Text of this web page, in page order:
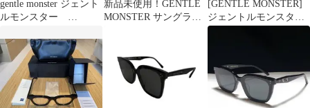
gentle monster ジェント
ルモンスター
新品未使用！GENTLE
MONSTER サングラ
[GENTLE MONSTER]
ジェントルモンスター
サングラス HOVO